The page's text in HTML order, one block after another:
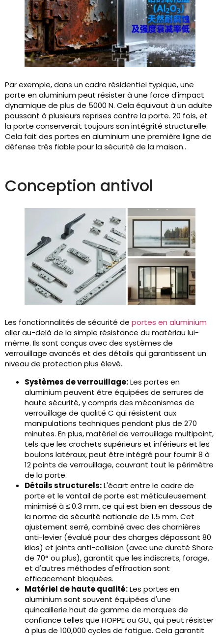
Par exemple, dans un cadre résidentiel typique, une
porte en aluminium peut résister à une force d'impact
dynamique de plus de 5000 N. Cela équivaut à un adulte
poussant à plusieurs reprises contre la porte. 20 fois, et
la porte conserverait toujours son intégrité structurelle.
Cela fait des portes en aluminium une première ligne de
défense très fiable pour la sécurité de la maison..
Conception antivol
Les fonctionnalités de sécurité de portes en aluminium
aller au-delà de la simple résistance du matériau lui-
même. Ils sont conçus avec des systèmes de
verrouillage avancés et des détails qui garantissent un
niveau de protection plus élevé..
Systèmes de verrouillage:Les portes en
aluminium peuvent être équipées de serrures de
haute sécurité, y compris des mécanismes de
verrouillage de qualité C qui résistent aux
manipulations techniques pendant plus de 270
minutes. En plus, matériel de verrouillage multipoint,
tels que les crochets supérieurs et inférieurs et les
boulons latéraux, peut être intégré pour fournir 8 à
12 points de verrouillage, couvrant tout le périmètre
de la porte.
Détails structurels:L'écart entre le cadre de
porte et le vantail de porte est méticuleusement
minimisé à ≤ 0.3 mm, ce qui est bien en dessous de
la norme de sécurité nationale de 1.5 mm. Cet
ajustement serré, combiné avec des charnières
anti-levier (évalué pour des charges dépassant 80
kilos) et joints anti-collision (avec une dureté Shore
de 70° ou plus), garantit que les indiscrets, forage,
et d'autres méthodes d'effraction sont
efficacement bloquées.
Matériel de haute qualité:Les portes en
aluminium sont souvent équipées d'une
quincaillerie haut de gamme de marques de
confiance telles que HOPPE ou GU., qui peut résister
à plus de 100,000 cycles de fatigue. Cela garantit